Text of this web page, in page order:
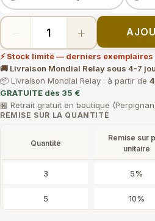
REMISE SUR LA QUANTITÉ
Quantité
Remise sur
unitaire
3 5%
5 10%
− +
⚡ Stock limité — derniers exemplaires
🚚 Livraison Mondial Relay sous 4-7
📦 Livraison Mondial Relay : à partir de
GRATUITE dès 35 €
🏪 Retrait gratuit en boutique